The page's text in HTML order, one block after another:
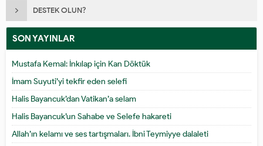
DESTEK OLUN?
SON YAYINLAR
Mustafa Kemal: İnkılap için Kan Döktük
İmam Suyuti’yi tekfir eden selefi
Halis Bayancuk’dan Vatikan’a selam
Halis Bayancuk’un Sahabe ve Selefe hakareti
Allah’ın kelamı ve ses tartışmaları. İbni Teymiyye dalaleti